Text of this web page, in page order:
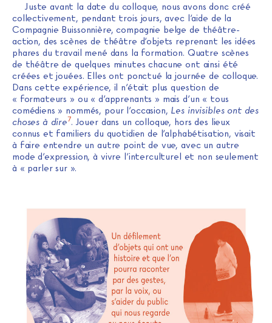
Juste avant la date du colloque, nous avons donc créé
collectivement, pendant trois jours, avec l’aide de la
Compagnie Buissonnière, compagnie belge de théâtre-
action, des scènes de théâtre d’objets reprenant les idées
phares du travail mené dans la formation. Quatre scènes
de théâtre de quelques minutes chacune ont ainsi été
créées et jouées. Elles ont ponctué la journée de colloque.
Dans cette expérience, il n’était plus question de
« formateurs » ou « d’apprenants » mais d’un « tous
comédiens » nommés, pour l’occasion, Les invisibles ont des
choses à dire7. Jouer dans un colloque, hors des lieux
connus et familiers du quotidien de l’alphabétisation, visait
à faire entendre un autre point de vue, avec un autre
mode d’expression, à vivre l’interculturel et non seulement
à « parler sur ».